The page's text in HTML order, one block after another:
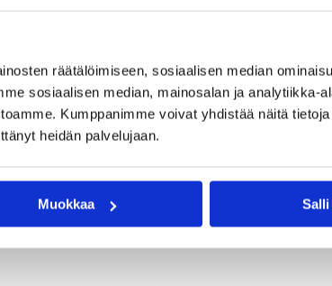
räätälöimiseen, sosiaalisen median
sosiaalisen median, mainosalan ja analytiikka-
Kumppanimme voivat yhdistää näitä
heidän palvelujaan.
Muokkaa Salli
Korisliigassa Pyrinnön valmentajana. Kuva: Ville
Tampereelta, jossa hän viime
Heinämäen sopimus kotkalaisseuran